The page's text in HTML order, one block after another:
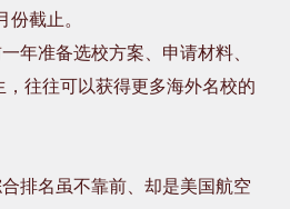
份截止。
年准备选校方案、申请材料、
往往可以获得更多海外名校的
排名虽不靠前、却是美国航空